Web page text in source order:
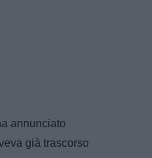
annunciato
già trascorso